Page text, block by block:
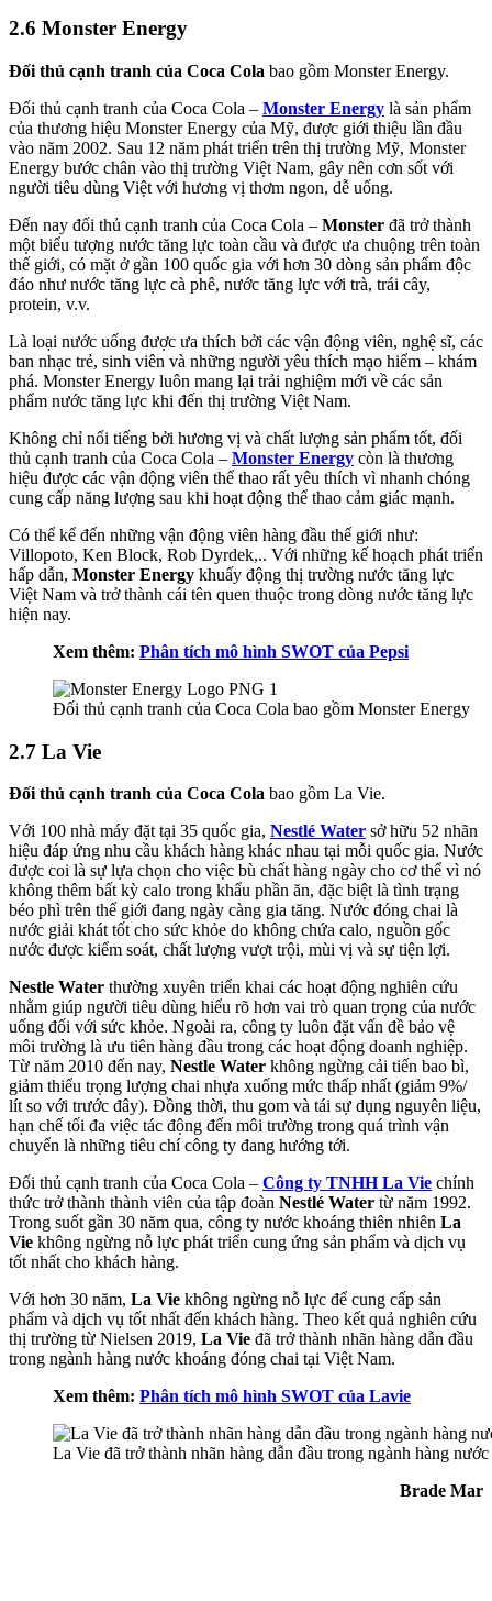
2.6 Monster Energy
Đối thủ cạnh tranh của Coca Cola bao gồm Monster Energy.
Đối thủ cạnh tranh của Coca Cola – Monster Energy là sản phẩm
của thương hiệu Monster Energy của Mỹ, được giới thiệu lần đầu
vào năm 2002. Sau 12 năm phát triển trên thị trường Mỹ, Monster
Energy bước chân vào thị trường Việt Nam, gây nên cơn sốt với
người tiêu dùng Việt với hương vị thơm ngon, dễ uống.
Đến nay đối thủ cạnh tranh của Coca Cola – Monster đã trở thành
một biểu tượng nước tăng lực toàn cầu và được ưa chuộng trên toàn
thế giới, có mặt ở gần 100 quốc gia với hơn 30 dòng sản phẩm độc
đáo như nước tăng lực cà phê, nước tăng lực với trà, trái cây,
protein, v.v.
Là loại nước uống được ưa thích bởi các vận động viên, nghệ sĩ, các
ban nhạc trẻ, sinh viên và những người yêu thích mạo hiểm – khám
phá. Monster Energy luôn mang lại trải nghiệm mới về các sản
phẩm nước tăng lực khi đến thị trường Việt Nam.
Không chỉ nổi tiếng bởi hương vị và chất lượng sản phẩm tốt, đối
thủ cạnh tranh của Coca Cola – Monster Energy còn là thương
hiệu được các vận động viên thể thao rất yêu thích vì nhanh chóng
cung cấp năng lượng sau khi hoạt động thể thao cảm giác mạnh.
Có thể kể đến những vận động viên hàng đầu thế giới như:
Villopoto, Ken Block, Rob Dyrdek,.. Với những kế hoạch phát triển
hấp dẫn, Monster Energy khuấy động thị trường nước tăng lực
Việt Nam và trở thành cái tên quen thuộc trong dòng nước tăng lực
hiện nay.
Xem thêm: Phân tích mô hình SWOT của Pepsi
Đối thủ cạnh tranh của Coca Cola bao gồm Monster Energy
2.7 La Vie
Đối thủ cạnh tranh của Coca Cola bao gồm La Vie.
Với 100 nhà máy đặt tại 35 quốc gia, Nestlé Water sở hữu 52 nhãn
hiệu đáp ứng nhu cầu khách hàng khác nhau tại mỗi quốc gia. Nước
được coi là sự lựa chọn cho việc bù chất hàng ngày cho cơ thể vì nó
không thêm bất kỳ calo trong khẩu phần ăn, đặc biệt là tình trạng
béo phì trên thế giới đang ngày càng gia tăng. Nước đóng chai là
nước giải khát tốt cho sức khỏe do không chứa calo, nguồn gốc
nước được kiểm soát, chất lượng vượt trội, mùi vị và sự tiện lợi.
Nestle Water thường xuyên triển khai các hoạt động nghiên cứu
nhằm giúp người tiêu dùng hiểu rõ hơn vai trò quan trọng của nước
uống đối với sức khỏe. Ngoài ra, công ty luôn đặt vấn đề bảo vệ
môi trường là ưu tiên hàng đầu trong các hoạt động doanh nghiệp.
Từ năm 2010 đến nay, Nestle Water không ngừng cải tiến bao bì,
giảm thiểu trọng lượng chai nhựa xuống mức thấp nhất (giảm 9%/
lít so với trước đây). Đồng thời, thu gom và tái sự dụng nguyên liệu,
hạn chế tối đa việc tác động đến môi trường trong quá trình vận
chuyển là những tiêu chí công ty đang hướng tới.
Đối thủ cạnh tranh của Coca Cola – Công ty TNHH La Vie chính
thức trở thành thành viên của tập đoàn Nestlé Water từ năm 1992.
Trong suốt gần 30 năm qua, công ty nước khoáng thiên nhiên La
Vie không ngừng nỗ lực phát triển cung ứng sản phẩm và dịch vụ
tốt nhất cho khách hàng.
Với hơn 30 năm, La Vie không ngừng nỗ lực để cung cấp sản
phẩm và dịch vụ tốt nhất đến khách hàng. Theo kết quả nghiên cứu
thị trường từ Nielsen 2019, La Vie đã trở thành nhãn hàng dẫn đầu
trong ngành hàng nước khoáng đóng chai tại Việt Nam.
Xem thêm: Phân tích mô hình SWOT của Lavie
La Vie đã trở thành nhãn hàng dẫn đầu trong ngành hàng
Brade Mar